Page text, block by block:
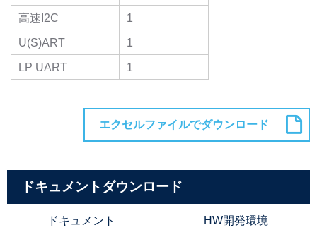
高速I2C
1
U(S)ART
1
LP UART
1
ドキュメントダウンロード
ドキュメント HW開発環境